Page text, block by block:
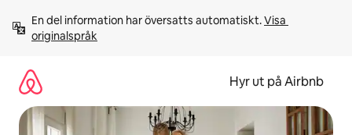
innehåll
En del information har översatts automatiskt. Visa
originalspråk
Hyr ut på Airbnb